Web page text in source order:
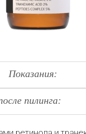
Показания:
пилинга: